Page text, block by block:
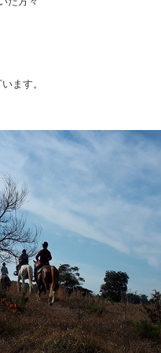
ます。